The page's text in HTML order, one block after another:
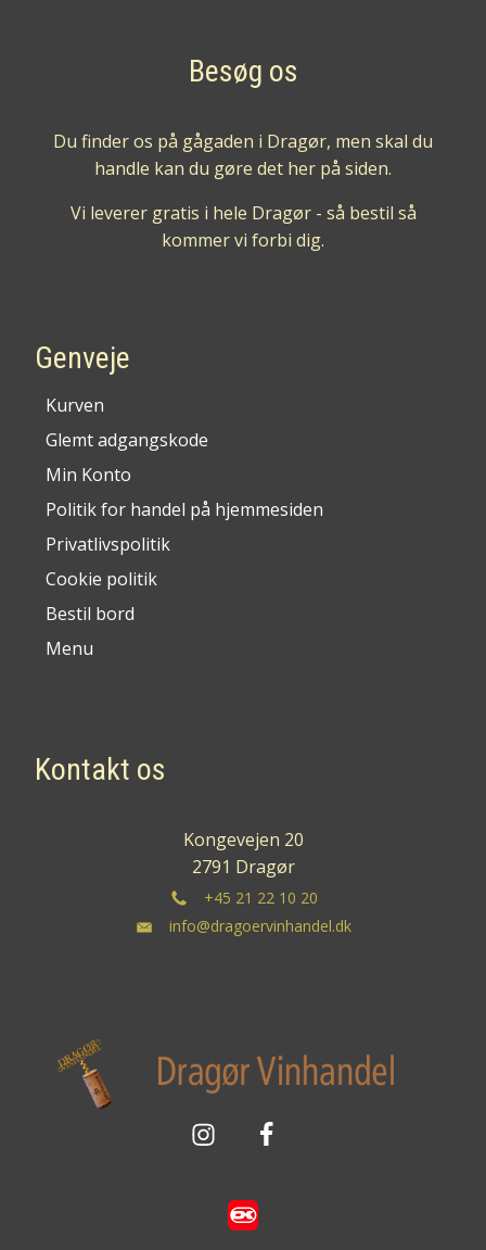
Besøg os
Du finder os på gågaden i Dragør, men skal du
handle kan du gøre det her på siden.
Vi leverer gratis i hele Dragør - så bestil så
kommer vi forbi dig.
Genveje
Kurven
Glemt adgangskode
Min Konto
Politik for handel på hjemmesiden
Privatlivspolitik
Cookie politik
Bestil bord
Menu
Kontakt os
Kongevejen 20
2791 Dragør
+45 21 22 10 20
info@dragoervinhandel.dk